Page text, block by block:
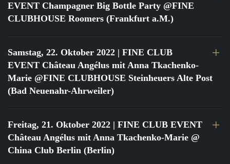
EVENT Champagner Big Bottle Party @FINE
CLUBHOUSE Roomers (Frankfurt a.M.)
Samstag, 22. Oktober 2022 | FINE CLUB
EVENT Château Angélus mit Anna Tkachenko-
Marie @FINE CLUBHOUSE Steinheuers Alte Post
(Bad Neuenahr-Ahrweiler)
Freitag, 21. Oktober 2022 | FINE CLUB EVENT
Château Angélus mit Anna Tkachenko-Marie @
China Club Berlin (Berlin)